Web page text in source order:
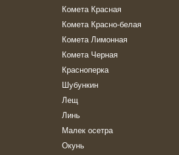
Комета Красная
Комета Красно-белая
Комета Лимонная
Комета Черная
Красноперка
Шубункин
Лещ
Линь
Малек осетра
Окунь